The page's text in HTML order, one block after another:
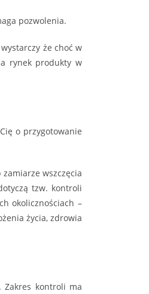
pozwolenia.
że choć w
rynek produkty w
o przygotowanie
wszczęcia
tzw. kontroli
okolicznościach –
życia, zdrowia
Zakres kontroli ma